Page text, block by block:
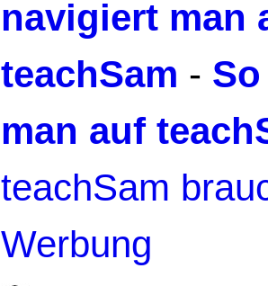
navigiert man
teachSam -
man auf
teachSam
Werbung